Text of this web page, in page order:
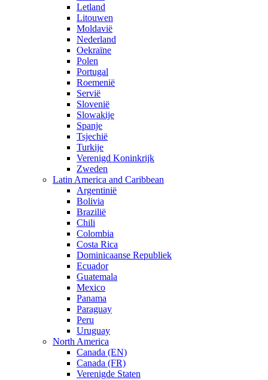
Letland
Litouwen
Moldavië
Nederland
Oekraïne
Polen
Portugal
Roemenië
Servië
Slovenië
Slowakije
Spanje
Tsjechië
Turkije
Verenigd Koninkrijk
Zweden
Latin America and Caribbean
Argentinië
Bolivia
Brazilië
Chili
Colombia
Costa Rica
Dominicaanse Republiek
Ecuador
Guatemala
Mexico
Panama
Paraguay
Peru
Uruguay
North America
Canada (EN)
Canada (FR)
Verenigde Staten